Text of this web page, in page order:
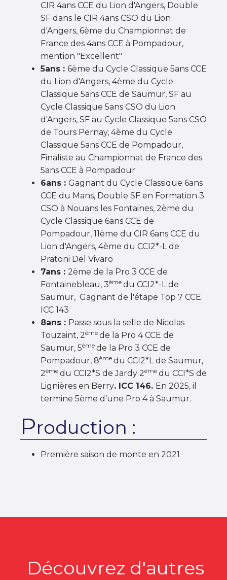
CIR 4ans CCE du Lion d'Angers, Double
SF dans le CIR 4ans CSO du Lion
d'Angers, 6ème du Championnat de
France des 4ans CCE à Pompadour,
mention "Excellent"
5ans : 6ème du Cycle Classique 5ans CCE
du Lion d'Angers, 4ème du Cycle
Classique 5ans CCE de Saumur, SF au
Cycle Classique 5ans CSO du Lion
d'Angers, SF au Cycle Classique 5ans CSO
de Tours Pernay, 4ème du Cycle
Classique 5ans CCE de Pompadour,
Finaliste au Championnat de France des
5ans CCE à Pompadour
6ans : Gagnant du Cycle Classique 6ans
CCE du Mans, Double SF en Formation 3
CSO à Nouans les Fontaines, 2ème du
Cycle Classique 6ans CCE de
Pompadour, 11ème du CIR 6ans CCE du
Lion d'Angers, 4ème du CCI2*-L de
Pratoni Del Vivaro
7ans : 2ème de la Pro 3 CCE de
Fontainebleau, 3ème du CCI2*-L de
Saumur, Gagnant de l'étape Top 7 CCE.
ICC 143
8ans : Passe sous la selle de Nicolas
Touzaint, 2ème de la Pro 4 CCE de
Saumur, 5ème de la Pro 3 CCE de
Pompadour, 8ème du CCI2*L de Saumur,
2ème du CCI2*S de Jardy 2ème du CCI*S de
Lignières en Berry. ICC 146. En 2025, il
termine 5ème d’une Pro 4 à Saumur.
Production :
Première saison de monte en 2021
Découvrez d'autres